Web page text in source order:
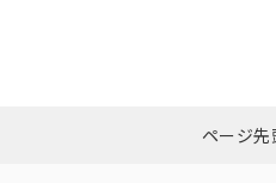
ページ先